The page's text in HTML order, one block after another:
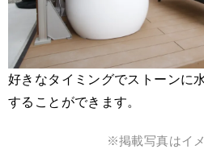
好きなタイミングでストーンに
することができます。
※掲載写真はイ